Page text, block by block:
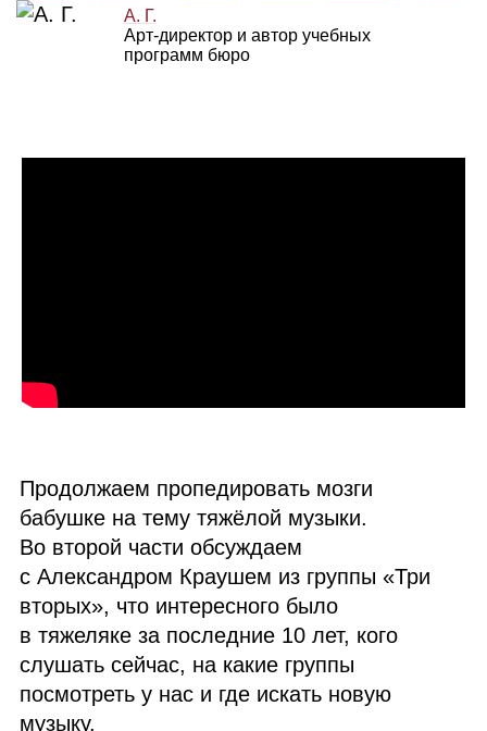
А. Г.
Арт‑директор и автор учебных
программ бюро
Продолжаем пропедировать мозги
бабушке на тему тяжёлой музыки.
Во второй части обсуждаем
с Александром Краушем из группы «Три
вторых», что интересного было
в тяжеляке за последние 10 лет, кого
слушать сейчас, на какие группы
посмотреть у нас и где искать новую
музыку.